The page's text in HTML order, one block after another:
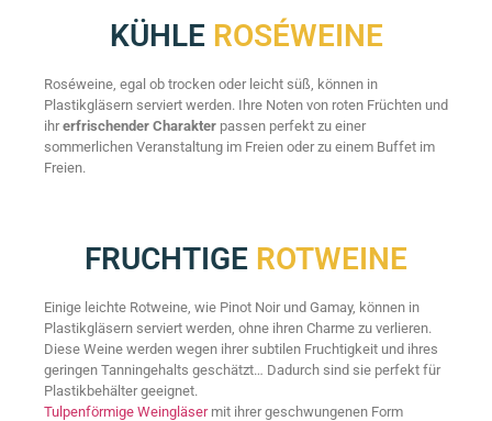
KÜHLE ROSÉWEINE
Roséweine, egal ob trocken oder leicht süß, können in
Plastikgläsern serviert werden. Ihre Noten von roten Früchten und
ihrerfrischender Charakter passen perfekt zu einer
sommerlichen Veranstaltung im Freien oder zu einem Buffet im
Freien.
FRUCHTIGE ROTWEINE
Einige leichte Rotweine, wie Pinot Noir und Gamay, können in
Plastikgläsern serviert werden, ohne ihren Charme zu verlieren.
Diese Weine werden wegen ihrer subtilen Fruchtigkeit und ihres
geringen Tanningehalts geschätzt… Dadurch sind sie perfekt für
Plastikbehälter geeignet.
Tulpenförmige Weingläsermit ihrer geschwungenen Form